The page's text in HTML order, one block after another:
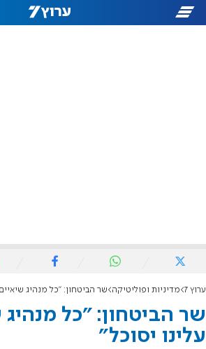
ערוץ 7 מדיניות ופוליטיקה שר הביטחון: "כל מנהיג
שר הביטחון: "כל מנהיג
עלינו יסוכל"